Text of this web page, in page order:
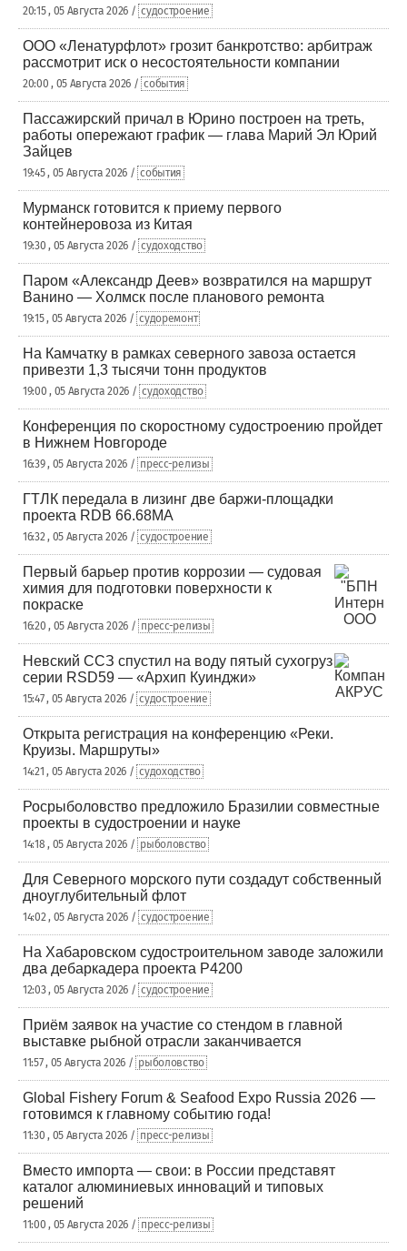
20:15 , 05 Августа 2026 / судостроение
ООО «Ленатурфлот» грозит банкротство: арбитраж
рассмотрит иск о несостоятельности компании
20:00 , 05 Августа 2026 / события
Пассажирский причал в Юрино построен на треть,
работы опережают график — глава Марий Эл Юрий
Зайцев
19:45 , 05 Августа 2026 / события
Мурманск готовится к приему первого
контейнеровоза из Китая
19:30 , 05 Августа 2026 / судоходство
Паром «Александр Деев» возвратился на маршрут
Ванино — Холмск после планового ремонта
19:15 , 05 Августа 2026 / судоремонт
На Камчатку в рамках северного завоза остается
привезти 1,3 тысячи тонн продуктов
19:00 , 05 Августа 2026 / судоходство
Конференция по скоростному судостроению пройдет
в Нижнем Новгороде
16:39 , 05 Августа 2026 / пресс-релизы
ГТЛК передала в лизинг две баржи-площадки
проекта RDB 66.68МА
16:32 , 05 Августа 2026 / судостроение
Первый барьер против коррозии — судовая
химия для подготовки поверхности к
покраске
16:20 , 05 Августа 2026 / пресс-релизы
Невский ССЗ спустил на воду пятый сухогруз
серии RSD59 — «Архип Куинджи»
15:47 , 05 Августа 2026 / судостроение
Открыта регистрация на конференцию «Реки.
Круизы. Маршруты»
14:21 , 05 Августа 2026 / судоходство
Росрыболовство предложило Бразилии совместные
проекты в судостроении и науке
14:18 , 05 Августа 2026 / рыболовство
Для Северного морского пути создадут собственный
дноуглубительный флот
14:02 , 05 Августа 2026 / судостроение
На Хабаровском судостроительном заводе заложили
два дебаркадера проекта Р4200
12:03 , 05 Августа 2026 / судостроение
Приём заявок на участие со стендом в главной
выставке рыбной отрасли заканчивается
11:57 , 05 Августа 2026 / рыболовство
Global Fishery Forum & Seafood Expo Russia 2026 —
готовимся к главному событию года!
11:30 , 05 Августа 2026 / пресс-релизы
Вместо импорта — свои: в России представят
каталог алюминиевых инноваций и типовых
решений
11:00 , 05 Августа 2026 / пресс-релизы